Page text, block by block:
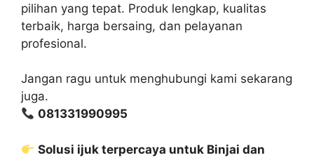
pilihan yang tepat. Produk lengkap, kualitas
terbaik, harga bersaing, dan pelayanan
profesional.
Jangan ragu untuk menghubungi kami sekarang
juga.
081331990995
Solusi ijuk terpercaya untuk Binjai dan